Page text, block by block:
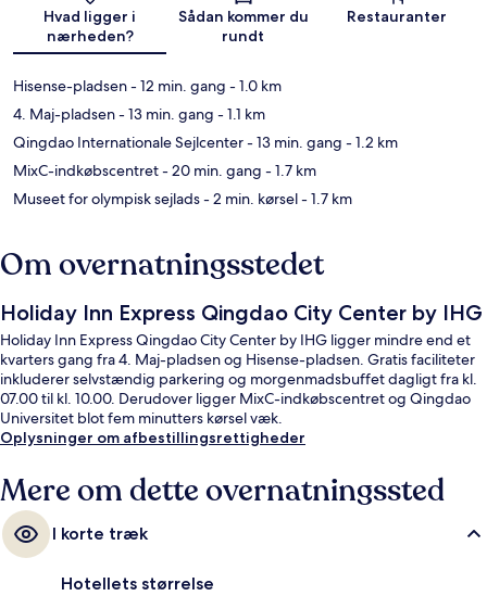
Hvad ligger i
nærheden?
Sådan kommer du
rundt
Restauranter
Hisense-pladsen- 12 min. gang - 1.0 km
4. Maj-pladsen- 13 min. gang - 1.1 km
Qingdao Internationale Sejlcenter- 13 min. gang - 1.2 km
MixC-indkøbscentret- 20 min. gang - 1.7 km
Museet for olympisk sejlads- 2 min. kørsel- 1.7 km
Om overnatningsstedet
Holiday Inn Express Qingdao City Center by IHG
Holiday Inn Express Qingdao City Center by IHG ligger mindre end et
kvarters gang fra 4. Maj-pladsen og Hisense-pladsen. Gratis faciliteter
inkluderer selvstændig parkering og morgenmadsbuffet dagligt fra kl.
07.00 til kl. 10.00. Derudover ligger MixC-indkøbscentret og Qingdao
Universitet blot fem minutters kørsel væk.
Oplysninger om afbestillingsrettigheder
Mere om dette overnatningssted
I korte træk
Hotellets størrelse